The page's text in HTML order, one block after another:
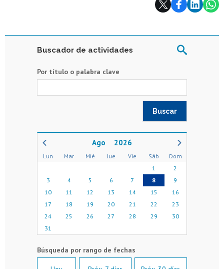
Buscador de actividades
Por título o palabra clave
2026
Lun Mar Mié Jue Vie Sáb
Dom
1
2
3
4 5 6 7 8
9
10
11 12 13 14 15
16
17
18 19 20 21 22
23
24
25 26 27 28 29
30
31